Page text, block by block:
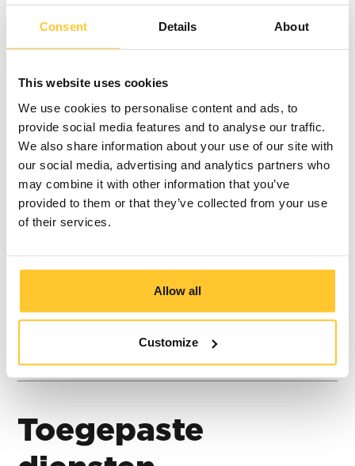
Consent Details About
This website uses cookies
We use cookies to personalise content and ads, to
provide social media features and to analyse our traffic.
We also share information about your use of our site with
our social media, advertising and analytics partners who
may combine it with other information that you’ve
provided to them or that they’ve collected from your use
of their services.
Allow all
Customize
Succes in elke
afbeelding
DE IMPACT
Het resultaat? Een brede on-brand toolkit die de
PICOS-strategie toegankelijk, herkenbaar en
eenvoudig toepasbaar maakt. Heineken-teams
kunnen nu consistent en objectief de
animatie doorklinkt is helder:een betere
winkelervaring leidt tot betere resultaten, voor
Toegepaste